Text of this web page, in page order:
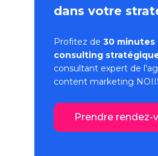
dans votre
Profitez de 30 minutes
consulting
consultant expert de l'
content marketing
Prendre rendez-